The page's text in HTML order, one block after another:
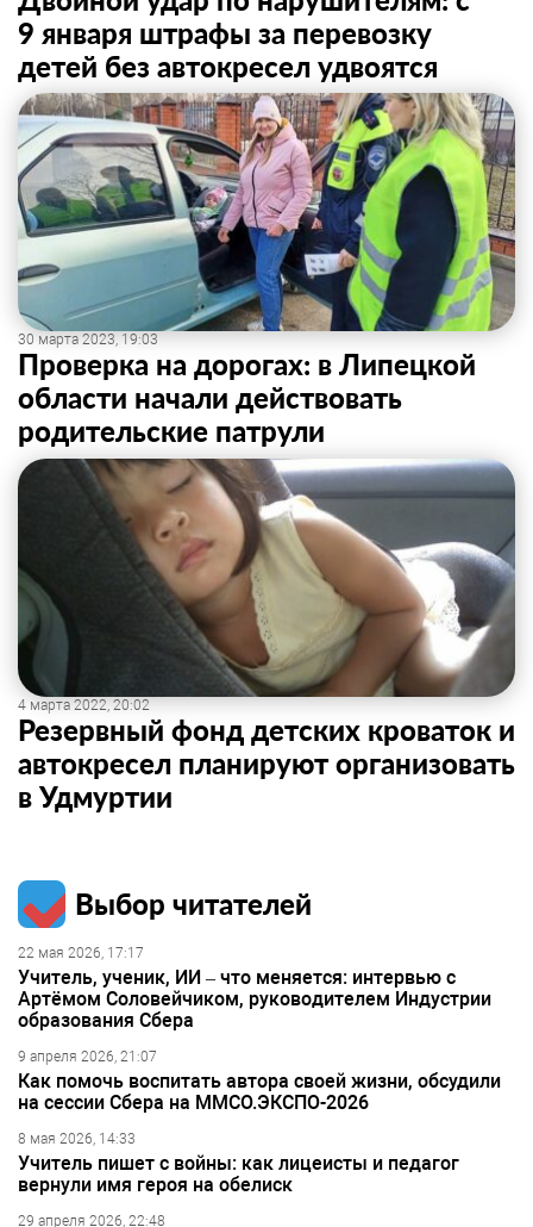
9 января штрафы за перевозку
детей без автокресел удвоятся
30 марта 2023, 19:03
Проверка на дорогах: в Липецкой
области начали действовать
родительские патрули
4 марта 2022, 20:02
Резервный фонд детских кроваток и
автокресел планируют организовать
в Удмуртии
Выбор читателей
22 мая 2026, 17:17
Учитель, ученик, ИИ – что меняется: интервью с
Артёмом Соловейчиком, руководителем Индустрии
образования Сбера
9 апреля 2026, 21:07
Как помочь воспитать автора своей жизни, обсудили
на сессии Сбера на ММСО.ЭКСПО-2026
8 мая 2026, 14:33
Учитель пишет с войны: как лицеисты и педагог
вернули имя героя на обелиск
29 апреля 2026, 22:48